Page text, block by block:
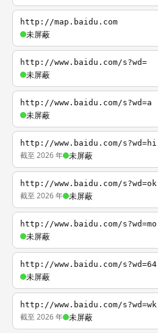
http://map.baidu.com
未屏蔽
http://www.baidu.com/s?wd=
未屏蔽
http://www.baidu.com/s?wd=a
未屏蔽
http://www.baidu.com/s?wd=hi
截至 2026 年 未屏蔽
http://www.baidu.com/s?wd=ok
截至 2026 年 未屏蔽
http://www.baidu.com/s?wd=mo
未屏蔽
http://www.baidu.com/s?wd=64
未屏蔽
http://www.baidu.com/s?wd=wk
截至 2026 年 未屏蔽